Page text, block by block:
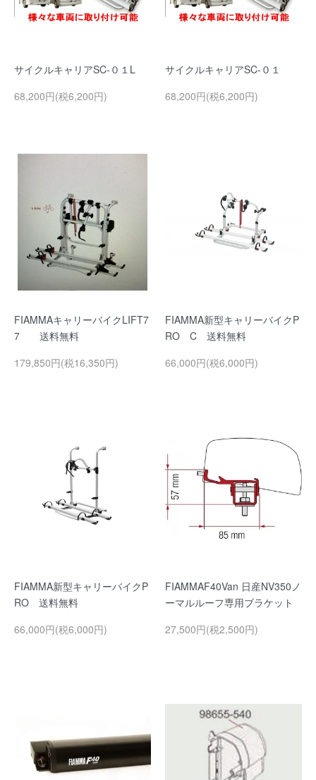
サイクルキャリアSC-０１L
68,200円(税6,200円)
サイクルキャリアSC-０１
68,200円(税6,200円)
FIAMMAキャリーバイクLIFT7
7 送料無料
179,850円(税16,350円)
FIAMMA新型キャリーバイクP
RO C 送料無料
66,000円(税6,000円)
FIAMMA新型キャリーバイクP
RO 送料無料
66,000円(税6,000円)
FIAMMAF40Van 日産NV350ノ
ーマルルーフ専用ブラケット
27,500円(税2,500円)